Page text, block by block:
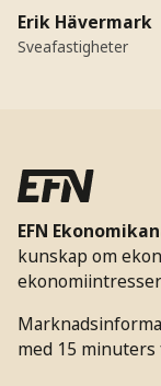
Erik Hävermark
Sveafastigheter
EFN
kunskap om
med 15